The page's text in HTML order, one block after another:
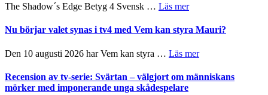
och
The Shadow´s Edge Betyg 4 Svensk … Läs merom
The
Edge
rolig
Nu börjar valet synas i tv4 med Vem kan styra Mauri?
Den 10 augusti 2026 har Vem kan styra … Läs merom
börjar
Recension av tv-serie: Svärtan – välgjort om människans
mörker med imponerande unga skådespelare